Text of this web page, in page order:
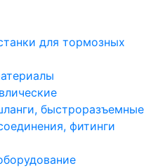
для тормозных
быстроразъемные
фитинги